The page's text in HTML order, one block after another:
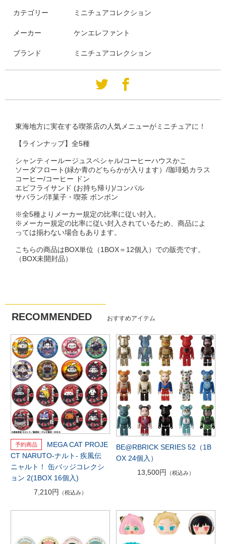
カテゴリー ミニチュアコレクション
メーカー ケンエレファント
ブランド ミニチュアコレクション
東海地方に実在する喫茶店の人気メニューがミニチュアに！
【ラインナップ】全5種
シャンティールージュスペシャル/コーヒーハウスかこ
ソーダフロート(緑か青のどちらかが入ります）/珈琲処カラス
コーヒー/コーヒー ドン
エビフライサンド (お持ち帰り)/コンパル
サバラン/洋菓子・喫茶 ボンボン
※全5種よりメーカー規定の比率に従い封入。
※メーカー規定の比率に従い封入されているため、商品によ
っては揃わない場合もあります。
こちらの商品はBOX単位（1BOX＝12個入）での販売です。
（BOX未開封品）
RECOMMENDED おすすめアイテム
MEGA CAT PROJE
CT NARUTO-ナルト- 疾風伝
ニャルト！ 缶バッジコレクシ
ョン 2(1BOX 16個入)
7,210円
（税込み）
BE@RBRICK SERIES 52（1B
OX 24個入）
13,500円
（税込み）